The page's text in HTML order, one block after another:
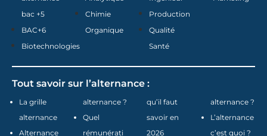
bac +5
BAC+6
Biotechnologies
Chimie
Organique
Production
Qualité
Santé
Tout savoir sur l’alternance :
La grille
alternance
Alternance
alternance ?
Quel
rémunérati
qu’il faut
savoir en
2026
alternance ?
L’alternance
c’est quoi ?